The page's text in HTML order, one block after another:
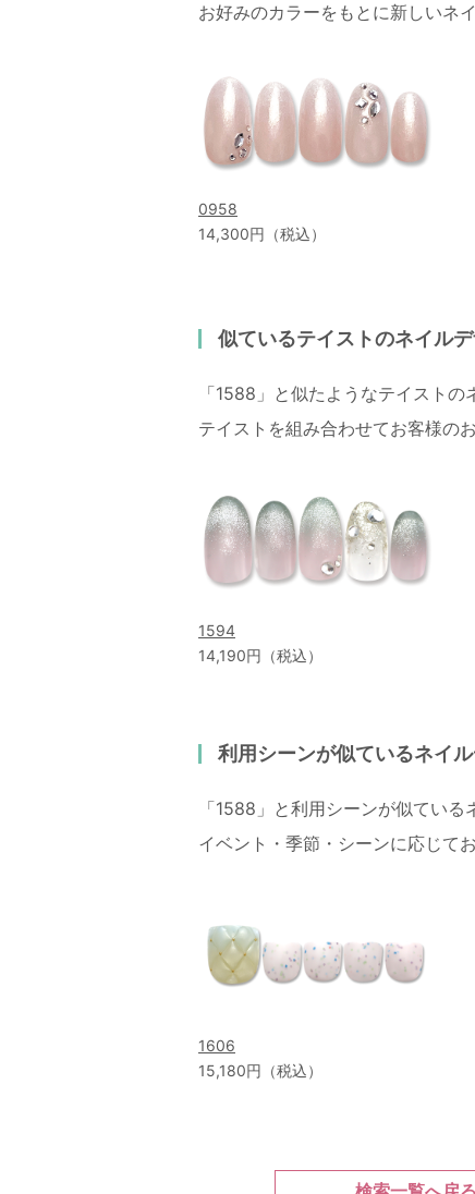
お好みのカラーをもとに新しいネ
0958
14,300円（税込）
似ているテイストのネイル
「1588」と似たようなテイストの
テイストを組み合わせてお客様の
1594
14,190円（税込）
利用シーンが似ているネイ
「1588」と利用シーンが似ている
イベント・季節・シーンに応じて
1606
15,180円（税込）